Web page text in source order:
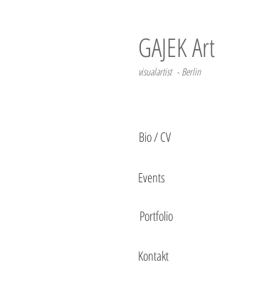
GAJEK Art
visualartist - Berlin
Bio / CV
Events
Portfolio
Kontakt